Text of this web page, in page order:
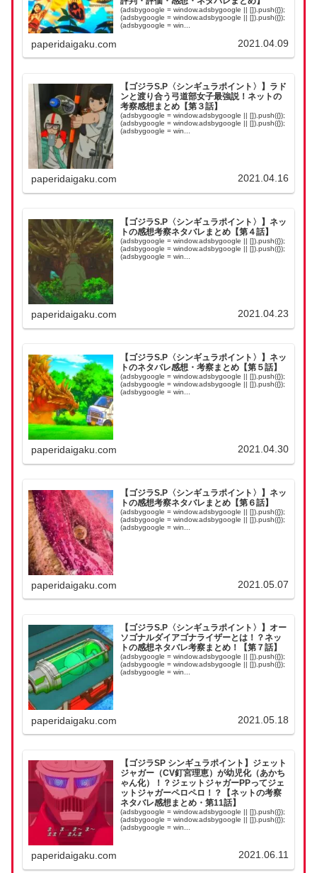
(adsbygoogle = window.adsbygoogle || []).push({});
(adsbygoogle = window.adsbygoogle || []).push({});
(adsbygoogle = win...
paperidaigaku.com 2021.04.09
【ゴジラS.P〈シンギュラポイント〉】ラド
ンと渡り合う弓道部女子最強説！ネットの
考察感想まとめ【第３話】
(adsbygoogle = window.adsbygoogle || []).push({});
(adsbygoogle = window.adsbygoogle || []).push({});
(adsbygoogle = win...
paperidaigaku.com 2021.04.16
【ゴジラS.P〈シンギュラポイント〉】ネッ
トの感想考察ネタバレまとめ【第４話】
(adsbygoogle = window.adsbygoogle || []).push({});
(adsbygoogle = window.adsbygoogle || []).push({});
(adsbygoogle = win...
paperidaigaku.com 2021.04.23
【ゴジラS.P〈シンギュラポイント〉】ネッ
トのネタバレ感想・考察まとめ【第５話】
(adsbygoogle = window.adsbygoogle || []).push({});
(adsbygoogle = window.adsbygoogle || []).push({});
(adsbygoogle = win...
paperidaigaku.com 2021.04.30
【ゴジラS.P〈シンギュラポイント〉】ネッ
トの感想考察ネタバレまとめ【第６話】
(adsbygoogle = window.adsbygoogle || []).push({});
(adsbygoogle = window.adsbygoogle || []).push({});
(adsbygoogle = win...
paperidaigaku.com 2021.05.07
【ゴジラS.P〈シンギュラポイント〉】オー
ソゴナルダイアゴナライザーとは！？ネッ
トの感想ネタバレ考察まとめ！【第７話】
(adsbygoogle = window.adsbygoogle || []).push({});
(adsbygoogle = window.adsbygoogle || []).push({});
(adsbygoogle = win...
paperidaigaku.com 2021.05.18
【ゴジラSP シンギュラポイント】ジェット
ジャガー（CV釘宮理恵）が幼児化（あかち
ゃん化）！？ジェットジャガーPPってジェ
ットジャガーペロペロ！？【ネットの考察
ネタバレ感想まとめ・第11話】
(adsbygoogle = window.adsbygoogle || []).push({});
(adsbygoogle = window.adsbygoogle || []).push({});
(adsbygoogle = win...
paperidaigaku.com 2021.06.11